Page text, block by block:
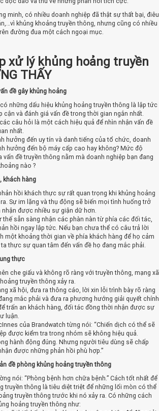
minh, có nhiều doanh nghiệp đã thật sự thất bại, điêu
khủng khoảng truyền thông, nhưng cũng có nhiều
đường đua một cách ngoại mục.
xử lý khủng hoảng truyền
THẤY
đề gây khủng hoảng
những dấu hiệu khủng hoảng truyền thông là lập tức
cận và đánh giá vấn đề trong thời gian ngắn nhất.
câu hỏi là một cách hiệu quả để nhìn nhận vấn đề
nhất.
hưởng đến uy tín và danh tiếng của tổ chức, doanh
hưởng đến bộ máy cấp cao hay không? Mức độ
vấn đề truyền thông nằm mà doanh nghiệp bạn đang
nào ?
khách hàng
hồi khách thực sự rất quan trọng khi khủng hoảng
Sự im lặng và thụ động sẽ biến mọi tình huống trở
được nhiều sự giận dữ hơn.
thế sẵn sàng nhận các phàn nàn từ phía các đối tác,
hồi ngay lập tức. Nếu bạn chưa thể có câu trả lời
một khoảng thời gian về phía khách hàng để họ cảm
thực sự quan tâm đến vấn đề họ đang mắc phải.
thực
che giấu và không rõ ràng với truyền thông, mạng xã
truyền thông xảy ra.
xã hội, đưa ra thông cáo, lời xin lỗi trình bày rõ ràng
mắc phải và đưa ra phương hướng giải quyết chính
trấn an khách hàng, đối tác đồng thời nhận được sự
luận.
của Brandwatch từng nói: “Chiến dịch có thể sẽ
được kiểm tra trong nhóm sẽ không hiệu quả.
hành động đúng. Nhưng người tiêu dùng sẽ chấp
được những phản hồi phù hợp.”
đề phòng khủng hoảng truyền thông
nói: “Phòng bệnh hơn chữa bệnh.” Cách tốt nhất để
truyền thông là tiêu diệt triệt để những lối mòn có thể
truyền thông trước khi nó xảy ra. Có những cách
hoảng truyền thông như: